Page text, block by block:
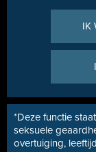
IK
*Deze functie
seksuele
overtuiging,